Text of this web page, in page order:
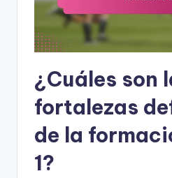
¿Cuáles son
fortalezas
de la
1?